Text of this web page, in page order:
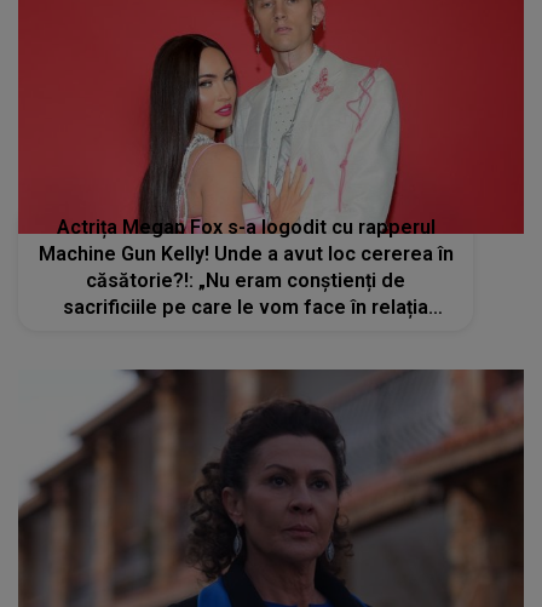
Actrița Megan Fox s-a logodit cu rapperul
Machine Gun Kelly! Unde a avut loc cererea în
căsătorie?!: „Nu eram conștienți de
sacrificiile pe care le vom face în relația